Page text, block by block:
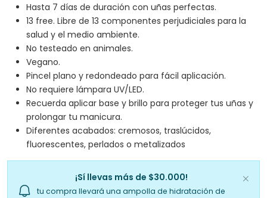
Hasta 7 días de duración con uñas perfectas.
13 free. Libre de 13 componentes perjudiciales para la
salud y el medio ambiente.
No testeado en animales.
Vegano.
Pincel plano y redondeado para fácil aplicación.
No requiere lámpara UV/LED.
Recuerda aplicar base y brillo para proteger tus uñas y
prolongar tu manicura.
Diferentes acabados: cremosos, traslúcidos,
fluorescentes, perlados o metalizados
¡Sí llevas más de $30.000!
tu compra llevará una ampolla de hidratación de